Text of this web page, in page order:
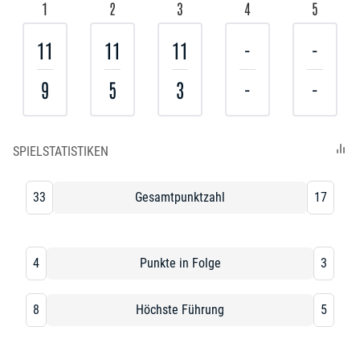
1
11
9
2
11
5
3
11
3
4
-
-
5
-
-
SPIELSTATISTIKEN
33 Gesamtpunktzahl 17
4 Punkte in Folge 3
8 Höchste Führung 5